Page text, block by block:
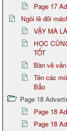
Page 17
Ngồi lê đôi
VẬY MÀ
HỌC
TỐT
Bàn vẻ
Tên các
Bẳo
Page 18
Page 18
Page 18